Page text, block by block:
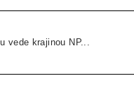
vede krajinou NP...